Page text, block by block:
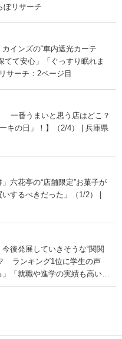
ぼリサーチ
インズの“車内遮光カーテ
て安心」「ぐっすり眠れま
サーチ：2ページ目
一番うまいと思う店はどこ？
キの日」！】（2/4） | 兵庫県
六花亭の“店舗限定”お菓子が
するべきだった」（1/2） |
後発展していきそうな“関関
ランキング1位に学生の声
」「就職や進学の実績も高い」